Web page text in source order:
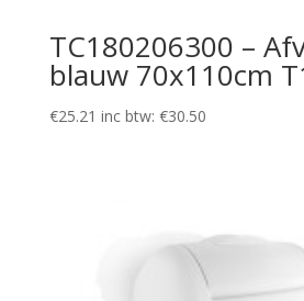
TC180206300 –
blauw 70x110cm
€25.21 inc btw: €30.50